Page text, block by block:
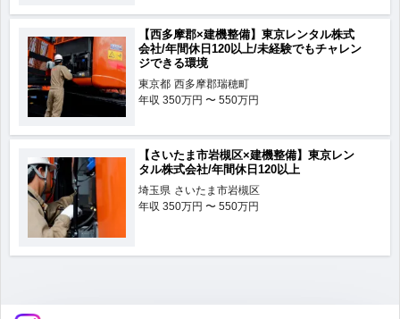
【西多摩郡×建機整備】東京レンタル株式
会社/年間休日120以上/未経験でもチャレン
ジできる環境
東京都 西多摩郡瑞穂町
年収 350万円 〜 550万円
【さいたま市岩槻区×建機整備】東京レン
タル株式会社/年間休日120以上
埼玉県 さいたま市岩槻区
年収 350万円 〜 550万円